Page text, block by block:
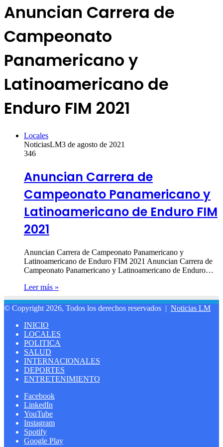
Anuncian Carrera de
Campeonato
Panamericano y
Latinoamericano de
Enduro FIM 2021
Locales
NoticiasLM3 de agosto de 2021
346
Anuncian Carrera de
Campeonato Panamericano y
Latinoamericano de Enduro FIM
2021
Anuncian Carrera de Campeonato Panamericano y
Latinoamericano de Enduro FIM 2021 Anuncian Carrera de
Campeonato Panamericano y Latinoamericano de Enduro…
Leer más »
© Copyright 2026, Todos los derechos reservados | Noticias LM
INICIO
LOCALES
POLITICA
SALUD
INTERNACIONALES
DEPORTES
ENTRETENIMIENTO
Facebook
LinkedIn
YouTube
Instagram
Spotify
Google Play